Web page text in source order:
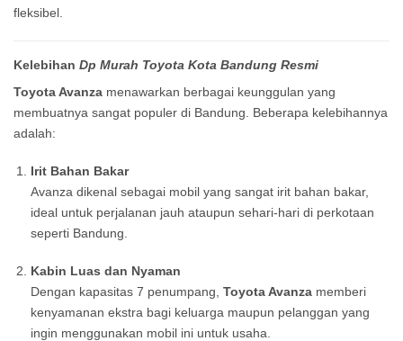
fleksibel.
Kelebihan Dp Murah Toyota Kota Bandung Resmi
Toyota Avanza menawarkan berbagai keunggulan yang
membuatnya sangat populer di Bandung. Beberapa kelebihannya
adalah:
Irit Bahan Bakar
Avanza dikenal sebagai mobil yang sangat irit bahan bakar,
ideal untuk perjalanan jauh ataupun sehari-hari di perkotaan
seperti Bandung.
Kabin Luas dan Nyaman
Dengan kapasitas 7 penumpang, Toyota Avanzamemberi
kenyamanan ekstra bagi keluarga maupun pelanggan yang
ingin menggunakan mobil ini untuk usaha.